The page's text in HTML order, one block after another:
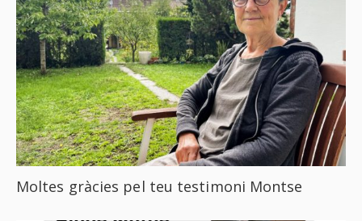
Moltes gràcies pel teu testimoni Montse